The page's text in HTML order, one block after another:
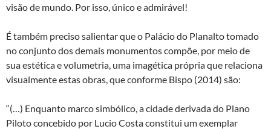
visão de mundo. Por isso, único e admirável!
É também preciso salientar que o Palácio do Planalto tomado
no conjunto dos demais monumentos compõe, por meio de
sua estética e volumetria, uma imagética própria que relaciona
visualmente estas obras, que conforme Bispo (2014) são:
“(…) Enquanto marco simbólico, a cidade derivada do Plano
Piloto concebido por Lucio Costa constitui um exemplar